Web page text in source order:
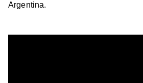
Argentina.